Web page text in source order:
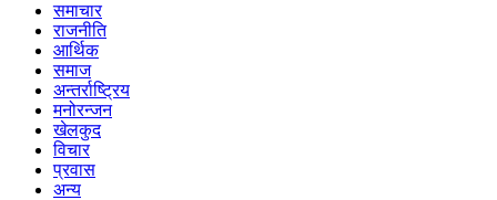
समाचार
राजनीति
आर्थिक
समाज
अन्तर्राष्ट्रिय
मनोरन्जन
खेलकुद
विचार
प्रवास
अन्य